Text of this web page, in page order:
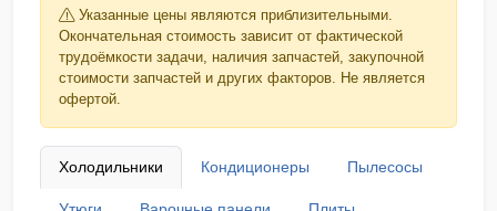
Указанные цены являются приблизительными.
Окончательная стоимость зависит от фактической
трудоёмкости задачи, наличия запчастей, закупочной
стоимости запчастей и других факторов. Не является
офертой.
Холодильники Кондиционеры Пылесосы